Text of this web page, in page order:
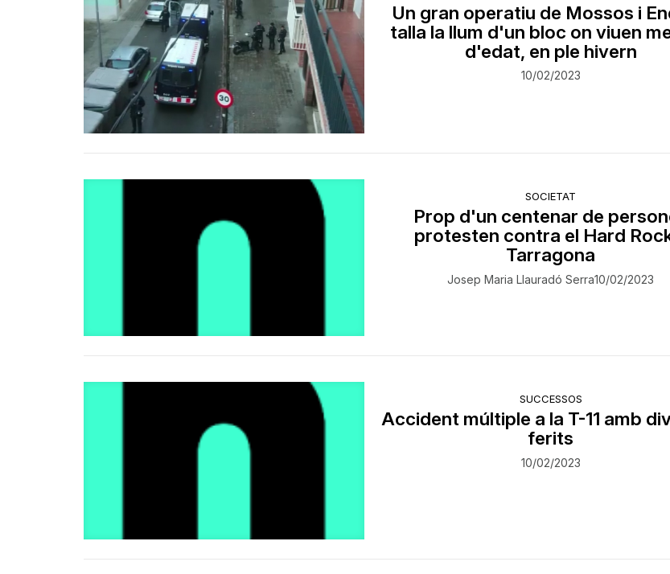
Un gran operatiu de Mossos i
talla la llum d'un bloc on viuen
d'edat, en ple hivern
10/02/2023
SOCIETAT
Prop d'un centenar de
protesten contra el Hard
Tarragona
Josep Maria Llauradó Serra10/02/2023
SUCCESSOS
Accident múltiple a la T-11 amb
ferits
10/02/2023